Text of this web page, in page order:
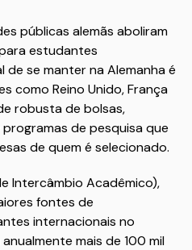
públicas alemãs aboliram
estudantes
se manter na Alemanha é
como Reino Unido, França
robusta de bolsas,
de pesquisa que
de quem é selecionado.
Intercâmbio Acadêmico),
fontes de
internacionais no
mais de 100 mil